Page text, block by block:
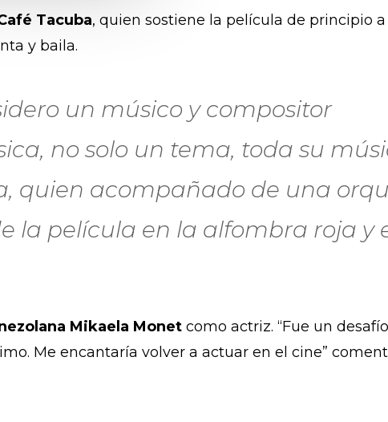
Tacuba, quien sostiene la película de principio
y baila.
un músico y compositor
no solo un tema, toda su
quien acompañado de una
la película en la alfombra roja y
Mikaela Monet como actriz. “Fue un
Me encantaría volver a actuar en el cine”